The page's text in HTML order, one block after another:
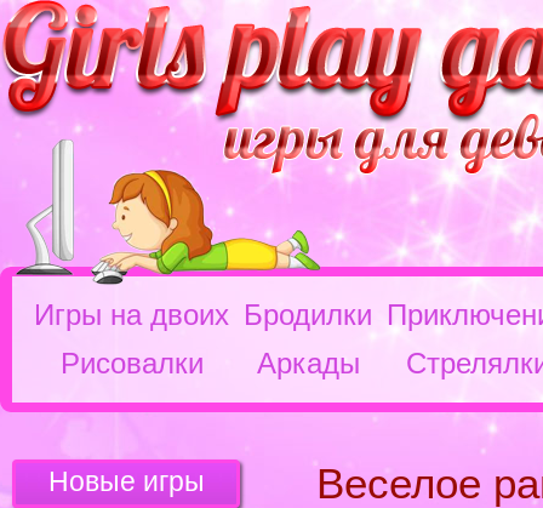
Игры на двоих Бродилки
Рисовалки
Аркады
Веселое
Новые игры